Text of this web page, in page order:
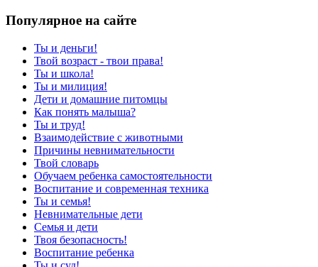
Популярное на сайте
Ты и деньги!
Твой возраст - твои права!
Ты и школа!
Ты и милиция!
Дети и домашние питомцы
Как понять малыша?
Ты и труд!
Взаимодействие с животными
Причины невнимательности
Твой словарь
Обучаем ребенка самостоятельности
Воспитание и современная техника
Ты и семья!
Невнимательные дети
Семья и дети
Твоя безопасность!
Воспитание ребенка